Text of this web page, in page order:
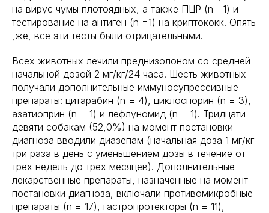
на вирус чумы плотоядных, а также ПЦР (n =1) и
тестирование на антиген (n =1) на криптококк. Опять
,же, все эти тесты были отрицательными.
Всех животных лечили преднизолоном со средней
начальной дозой 2 мг/кг/24 часа. Шесть животных
получали дополнительные иммуносупрессивные
препараты: цитарабин (n = 4), циклоспорин (n = 3),
азатиоприн (n = 1) и лефлуномид (n = 1). Тридцати
девяти собакам (52,0%) на момент постановки
диагноза вводили диазепам (начальная доза 1 мг/кг
три раза в день с уменьшением дозы в течение от
трех недель до трех месяцев). Дополнительные
лекарственные препараты, назначенные на момент
постановки диагноза, включали противомикробные
препараты (n = 17), гастропротекторы (n = 11),